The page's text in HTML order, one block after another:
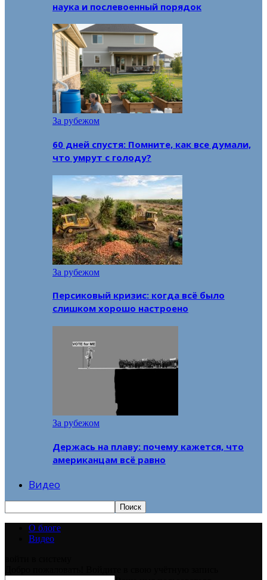
наука и послевоенный порядок
За рубежом
60 дней спустя: Помните, как все думали,
что умрут с голоду?
За рубежом
Персиковый кризис: когда всё было
слишком хорошо настроено
За рубежом
Держась на плаву: почему кажется, что
американцам всё равно
Видео
О блоге
Видео